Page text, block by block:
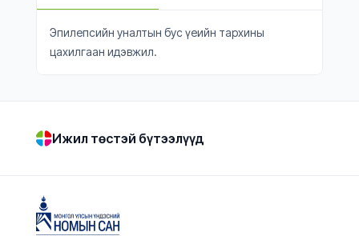
Эпилепсийн уналтын бус үеийн тархины
цахилгаан идэвжил.
Ижил төстэй бүтээлүүд